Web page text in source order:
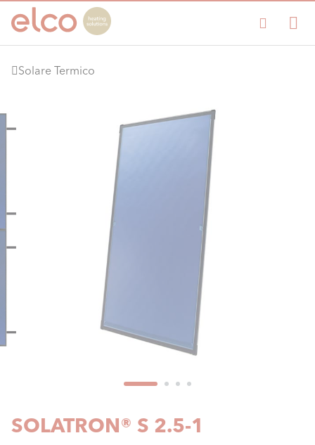
Solare Termico
SOLATRON® S 2.5-1